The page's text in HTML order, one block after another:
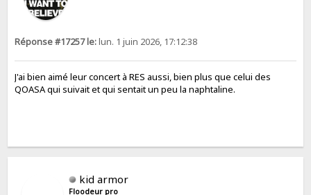
Réponse #17257 le:lun. 1 juin 2026, 17:12:38
J'ai bien aimé leur concert à RES aussi, bien plus que celui des
QOASA qui suivait et qui sentait un peu la naphtaline.
kid armor
Floodeur pro